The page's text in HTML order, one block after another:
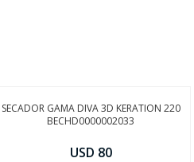
SECADOR GAMA DIVA 3D KERATION 220
BECHD0000002033
USD 80